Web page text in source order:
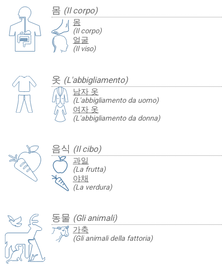
몸 (Il corpo)
몸
(Il corpo)
얼굴
(Il viso)
옷 (L'abbigliamento)
남자 옷
(L'abbigliamento da uomo)
여자 옷
(L'abbigliamento da donna)
음식 (Il cibo)
과일
(La frutta)
야채
(La verdura)
동물 (Gli animali)
가축
(Gli animali della fattoria)